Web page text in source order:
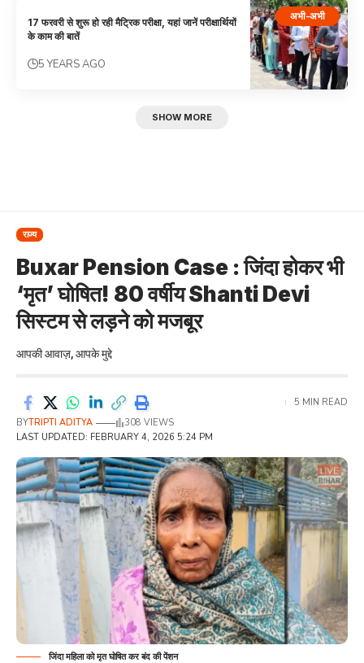
अभी-अभी
17 फरवरी से शुरू हो रही मैट्रिक परीक्षा, यहां जानें परीक्षार्थियों
के काम की बातें
5 YEARS AGO
SHOW MORE
राज्य
Buxar Pension Case : जिंदा होकर भी
‘मृत’ घोषित! 80 वर्षीय Shanti Devi
सिस्टम से लड़ने को मजबूर
आपकी आवाज़, आपके मुद्दे
LAST UPDATED: FEBRUARY 4, 2026 5:24 PM
BYTRIPTI ADITYA 308 VIEWS
5 MIN READ
जिंदा महिला को मृत घोषित कर बंद की पेंशन